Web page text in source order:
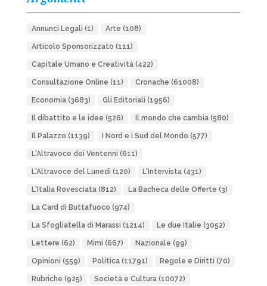
Annunci Legali (1) Arte (108)
Articolo Sponsorizzato (111)
Capitale Umano e Creatività(422)
Consultazione Online (11) Cronache (61008)
Economia(3683) Gli Editoriali (1956)
Il dibattito e le idee (526) Il mondo che cambia(580)
Il Palazzo (1139) I Nord e i Sud del Mondo (577)
L'Altravoce dei Ventenni (611)
L'Altravoce del Lunedì (120) L'Intervista(431)
L'Italia Rovesciata(812) La Bacheca delle Offerte (3)
La Card di Buttafuoco (974)
La Sfogliatella di Marassi (1214) Le due Italie (3052)
Lettere (62) Mimì (667) Nazionale (99)
Opinioni (559) Politica(11791) Regole e Diritti (70)
Rubriche (925) Società e Cultura(10072)